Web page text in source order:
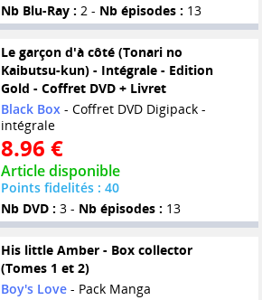
Nb Blu-Ray : 2 - Nb épisodes : 13
Le garçon d'à côté (Tonari no
Kaibutsu-kun) - Intégrale - Edition
Gold - Coffret DVD + Livret
Black Box- Coffret DVD Digipack -
intégrale
8.96 €
Article disponible
Points fidelités : 40
Nb DVD : 3 - Nb épisodes : 13
His little Amber - Box collector
(Tomes 1 et 2)
Boy's Love- Pack Manga